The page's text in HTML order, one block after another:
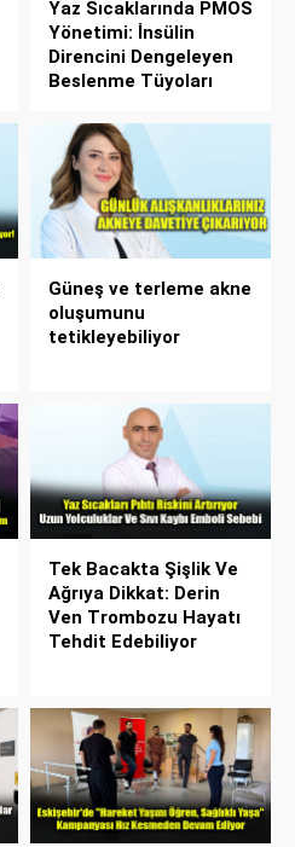
Yaz Sıcaklarında PMOS
Yönetimi: İnsülin
Direncini Dengeleyen
Beslenme Tüyoları
Güneş ve terleme akne
oluşumunu
tetikleyebiliyor
Tek Bacakta Şişlik Ve
Ağrıya Dikkat: Derin
Ven Trombozu Hayatı
Tehdit Edebiliyor